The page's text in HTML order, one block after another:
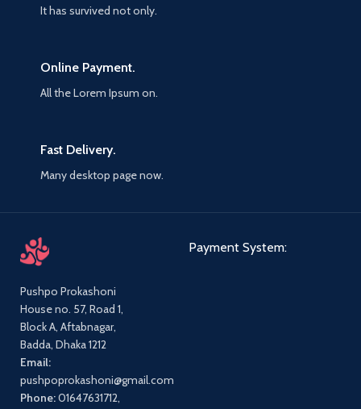
It has survived not only.
Online Payment.
All the Lorem Ipsum on.
Fast Delivery.
Many desktop page now.
Pushpo Prokashoni
House no. 57, Road 1,
Block A, Aftabnagar,
Badda, Dhaka 1212
Email:
pushpoprokashoni@gmail.com
Phone:01647631712,
Payment System: